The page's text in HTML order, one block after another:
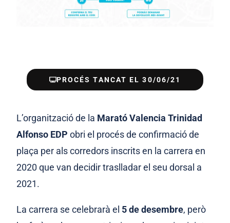
PROCÉS TANCAT EL 30/06/21
L’organització de la Marató Valencia Trinidad
Alfonso EDP obri el procés de confirmació de
plaça per als corredors inscrits en la carrera en
2020 que van decidir traslladar el seu dorsal a
2021.
La carrera se celebrarà el 5 de desembre, però